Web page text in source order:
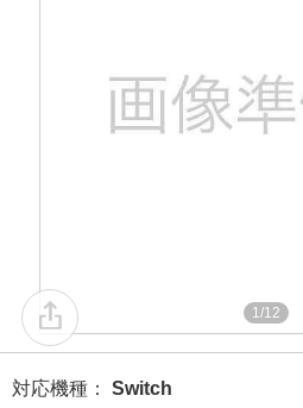
1/12
対応機種 ： Switch